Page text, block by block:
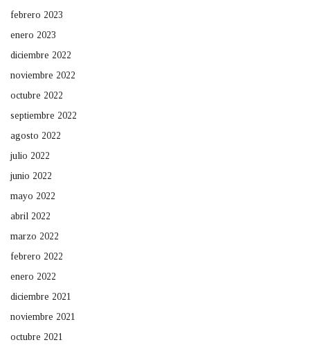
febrero 2023
enero 2023
diciembre 2022
noviembre 2022
octubre 2022
septiembre 2022
agosto 2022
julio 2022
junio 2022
mayo 2022
abril 2022
marzo 2022
febrero 2022
enero 2022
diciembre 2021
noviembre 2021
octubre 2021